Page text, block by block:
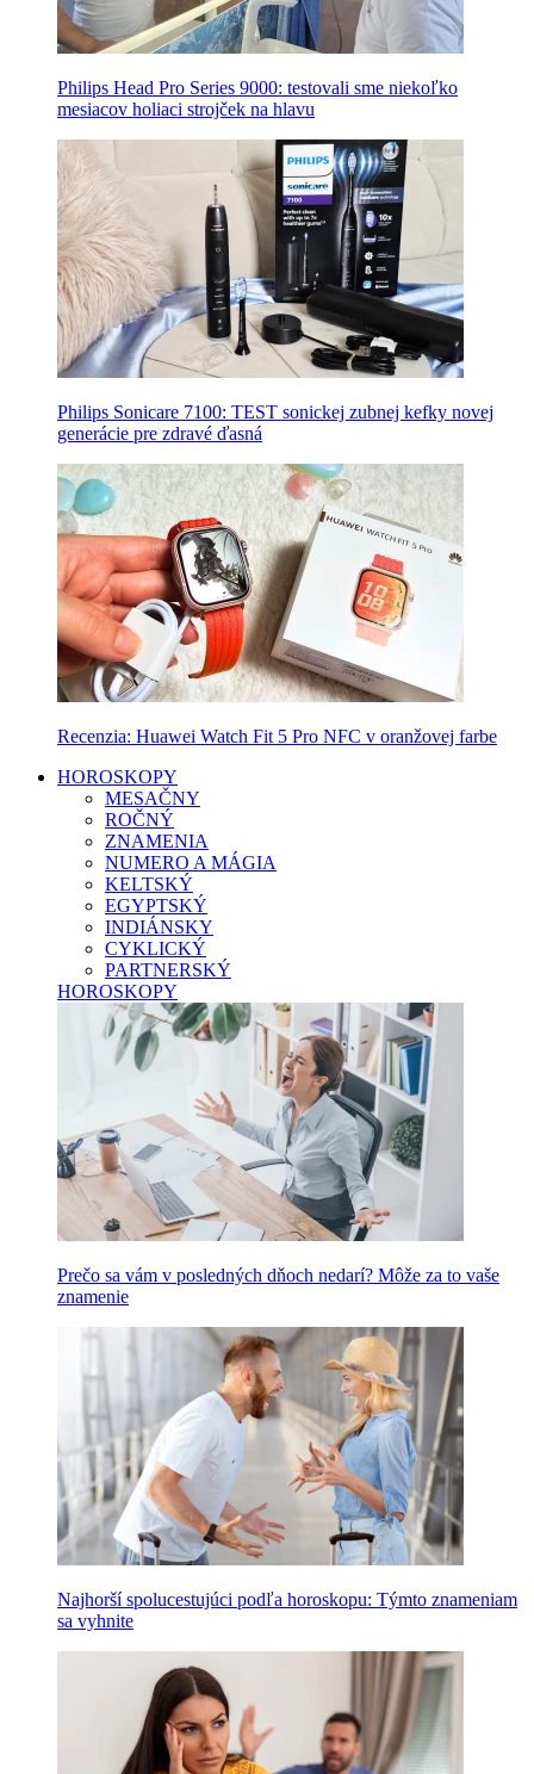
Philips Head Pro Series 9000: testovali sme niekoľko
mesiacov holiaci strojček na hlavu
Philips Sonicare 7100: TEST sonickej zubnej kefky novej
generácie pre zdravé ďasná
Recenzia: Huawei Watch Fit 5 Pro NFC v oranžovej farbe
HOROSKOPY
MESAČNY
ROČNÝ
ZNAMENIA
NUMERO A MÁGIA
KELTSKÝ
EGYPTSKÝ
INDIÁNSKY
CYKLICKÝ
PARTNERSKÝ
HOROSKOPY
Prečo sa vám v posledných dňoch nedarí? Môže za to vaše
znamenie
Najhorší spolucestujúci podľa horoskopu: Týmto znameniam
sa vyhnite